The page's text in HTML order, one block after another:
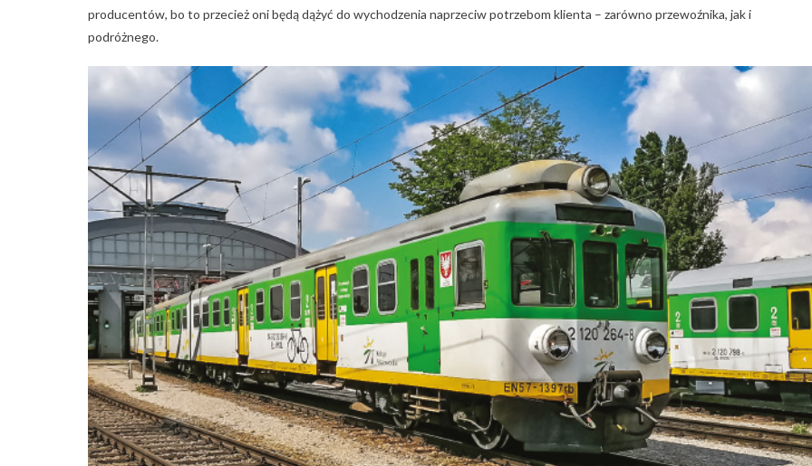
producentów, bo to przecież oni będą dążyć do wychodzenia naprzeciw potrzebom klienta – zarówno przewoźnika, jak i
podróżnego.